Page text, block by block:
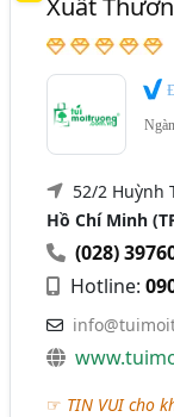
Ngành xem
Bao Bì Nhựa
Balo, Túi Xách,
Balo, Túi Xách (666)
Túi Bọc Trái
Hải Dương
Tiền Giang
52/2 Huỳnh
Hồ Chí Minh
(028)
Hotline:
☞ TIN VUI cho